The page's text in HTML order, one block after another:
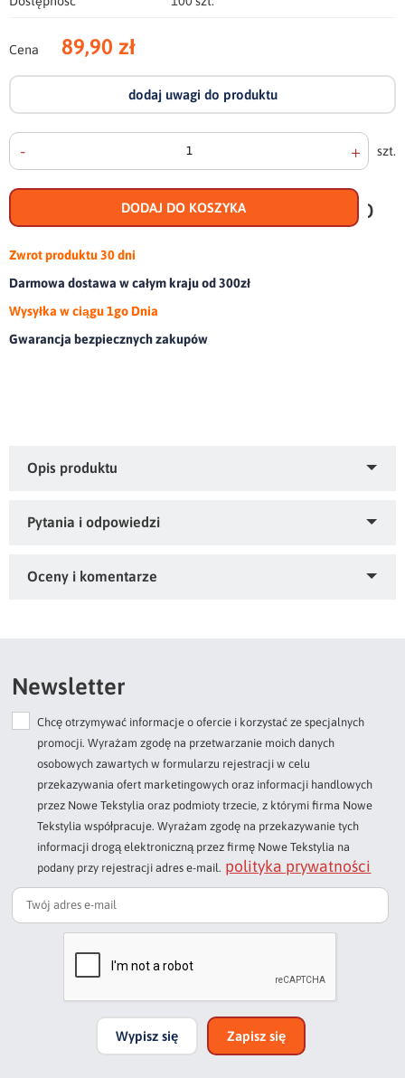
Cena 89,90 zł
dodaj uwagi do produktu
- + szt.
DODAJ DO KOSZYKA
do
Zwrot produktu30 dni
Darmowa dostawa w całym kraju od 300zł
Wysyłka w ciągu 1go Dnia
Gwarancja bezpiecznych zakupów
GSM, Skład: 100% poliester
Zapytaj o produkt
Dodaj opinię o produkcie
Twoja ocena
Bardzo dobry
Twoja opinia o produkcie
Newsletter
Chcę otrzymywać informacje o ofercie i korzystać ze specjalnych
promocji. Wyrażam zgodę na przetwarzanie moich danych
osobowych zawartych w formularzu rejestracji w celu
przekazywania ofert marketingowych oraz informacji handlowych
przez Nowe Tekstylia oraz podmioty trzecie, z którymi firma Nowe
Tekstylia współpracuje. Wyrażam zgodę na przekazywanie tych
informacji drogą elektroniczną przez firmę Nowe Tekstylia na
podany przy rejestracji adres e-mail. polityka prywatności
Wypisz się Zapisz się